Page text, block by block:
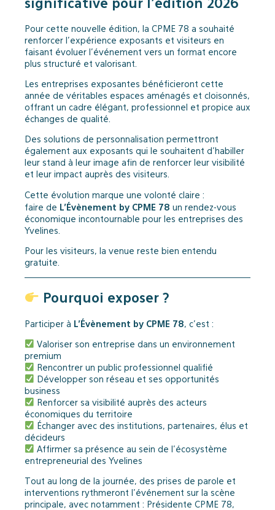
significative pour l’édition 2026
Pour cette nouvelle édition, la CPME 78 a souhaité
renforcer l’expérience exposants et visiteurs en
faisant évoluer l’événement vers un format encore
plus structuré et valorisant.
Les entreprises exposantes bénéficieront cette
année de véritables espaces aménagés et cloisonnés,
offrant un cadre élégant, professionnel et propice aux
échanges de qualité.
Des solutions de personnalisation permettront
également aux exposants qui le souhaitent d’habiller
leur stand à leur image afin de renforcer leur visibilité
et leur impact auprès des visiteurs.
Cette évolution marque une volonté claire :
faire de L’Évènement by CPME 78 un rendez-vous
économique incontournable pour les entreprises des
Yvelines.
Pour les visiteurs, la venue reste bien entendu
gratuite.
Pourquoi exposer ?
Participer à L’Évènement by CPME 78, c’est :
Valoriser son entreprise dans un environnement
premium
Rencontrer un public professionnel qualifié
Développer son réseau et ses opportunités
business
Renforcer sa visibilité auprès des acteurs
économiques du territoire
Échanger avec des institutions, partenaires, élus et
décideurs
Affirmer sa présence au sein de l’écosystème
entrepreneurial des Yvelines
Tout au long de la journée, des prises de parole et
interventions rythmeront l’événement sur la scène
principale, avec notamment : Présidente CPME 78,